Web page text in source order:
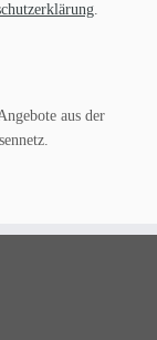
.
aus der